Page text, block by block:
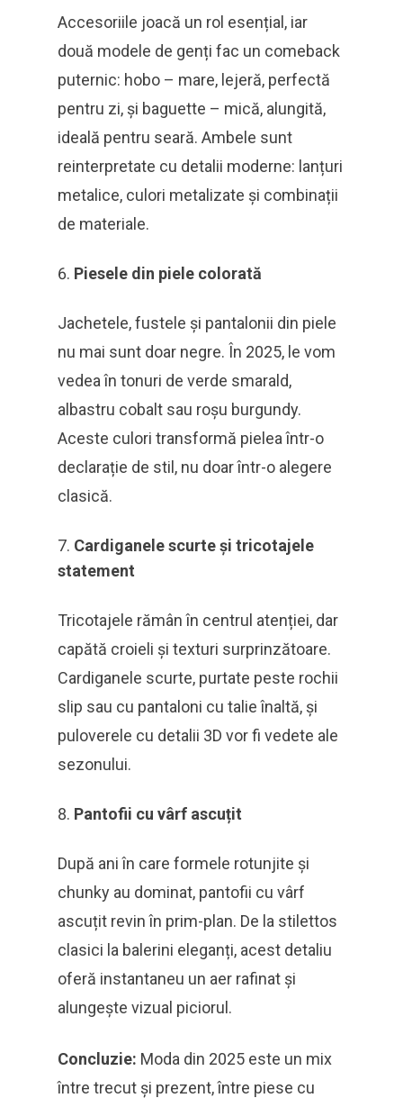
Accesoriile joacă un rol esențial, iar
două modele de genți fac un comeback
puternic: hobo – mare, lejeră, perfectă
pentru zi, și baguette – mică, alungită,
ideală pentru seară. Ambele sunt
reinterpretate cu detalii moderne: lanțuri
metalice, culori metalizate și combinații
de materiale.
Piesele din piele colorată
Jachetele, fustele și pantalonii din piele
nu mai sunt doar negre. În 2025, le vom
vedea în tonuri de verde smarald,
albastru cobalt sau roșu burgundy.
Aceste culori transformă pielea într-o
declarație de stil, nu doar într-o alegere
clasică.
Cardiganele scurte și tricotajele
statement
Tricotajele rămân în centrul atenției, dar
capătă croieli și texturi surprinzătoare.
Cardiganele scurte, purtate peste rochii
slip sau cu pantaloni cu talie înaltă, și
puloverele cu detalii 3D vor fi vedete ale
sezonului.
Pantofii cu vârf ascuțit
După ani în care formele rotunjite și
chunky au dominat, pantofii cu vârf
ascuțit revin în prim-plan. De la stilettos
clasici la balerini eleganți, acest detaliu
oferă instantaneu un aer rafinat și
alungește vizual piciorul.
Concluzie: Moda din 2025 este un mix
între trecut și prezent, între piese cu